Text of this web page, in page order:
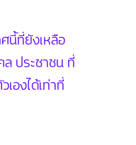
ศนี้ที่ยังเหลือ
ประชาชน ที่
เองได้เท่าที่